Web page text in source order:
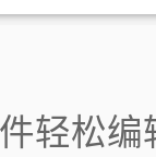
轻松